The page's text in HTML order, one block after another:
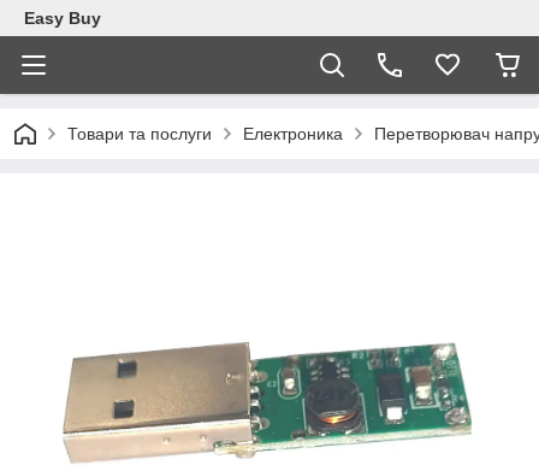
Easy Buy
Товари та послуги Електроника Перетворювач